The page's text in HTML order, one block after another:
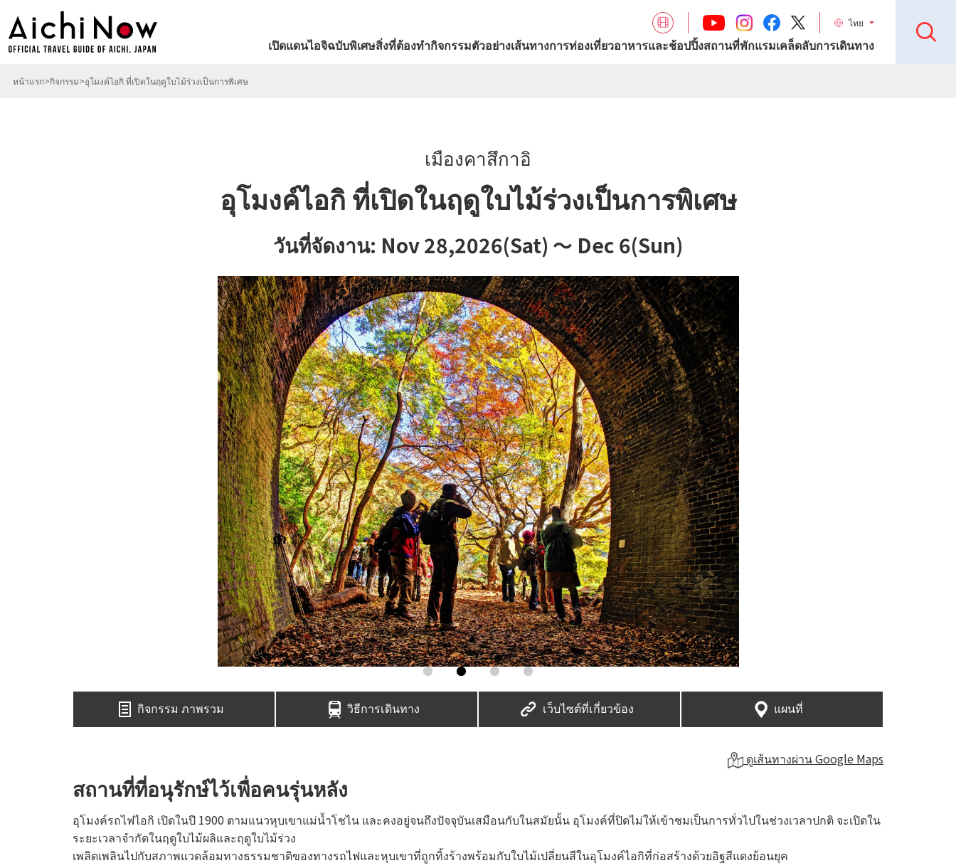
ไทย
เปิดแดนไอจิฉบับพิเศษสิ่งที่ต้องทำกิจกรรมตัวอย่างเส้นทางการท่องเที่ยวอาหารและช้อปปิ้งสถานที่พักแรมเคล็ดลับการเดินทาง
หน้าแรก กิจกรรม อุโมงค์ไอกิ ที่เปิดในฤดูใบไม้ร่วงเป็นการพิเศษ
เมืองคาสึกาอิ
อุโมงค์ไอกิ ที่เปิดในฤดูใบไม้ร่วงเป็นการพิเศษ
วันที่จัดงาน: Nov 28,2026(Sat) ～ Dec 6(Sun)
กิจกรรม ภาพรวม วิธีการเดินทาง เว็บไซต์ที่เกี่ยวข้อง แผนที่
ดูเส้นทางผ่าน Google Maps
สถานที่ที่อนุรักษ์ไว้เพื่อคนรุ่นหลัง
อุโมงค์รถไฟไอกิ เปิดในปี 1900 ตามแนวหุบเขาแม่น้ำโชไน และคงอยู่จนถึงปัจจุบันเสมือนกับในสมัยนั้น อุโมงค์ที่ปิดไม่ให้เข้าชมเป็นการทั่วไปในช่วงเวลาปกติ จะเปิดใน
ระยะเวลาจำกัดในฤดูใบไม้ผลิและฤดูใบไม้ร่วง
เพลิดเพลินไปกับสภาพแวดล้อมทางธรรมชาติของทางรถไฟและหุบเขาที่ถูกทิ้งร้างพร้อมกับใบไม้เปลี่ยนสีในอุโมงค์ไอกิที่ก่อสร้างด้วยอิฐสีแดงย้อนยุค